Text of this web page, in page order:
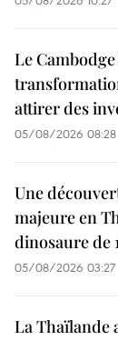
Le
attirer des
05/08/2026 08:28
Une
majeure en
dinosaure de
05/08/2026 03:27
La Thaïlande